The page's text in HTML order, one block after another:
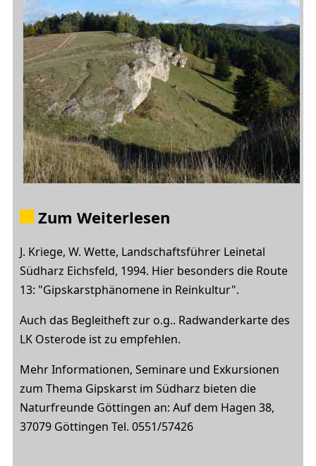
Zum Weiterlesen
J. Kriege, W. Wette, Landschaftsführer Leinetal
Südharz Eichsfeld, 1994. Hier besonders die Route
13: "Gipskarstphänomene in Reinkultur".
Auch das Begleitheft zur o.g.. Radwanderkarte des
LK Osterode ist zu empfehlen.
Mehr Informationen, Seminare und Exkursionen
zum Thema Gipskarst im Südharz bieten die
Naturfreunde Göttingen an: Auf dem Hagen 38,
37079 Göttingen Tel. 0551/57426